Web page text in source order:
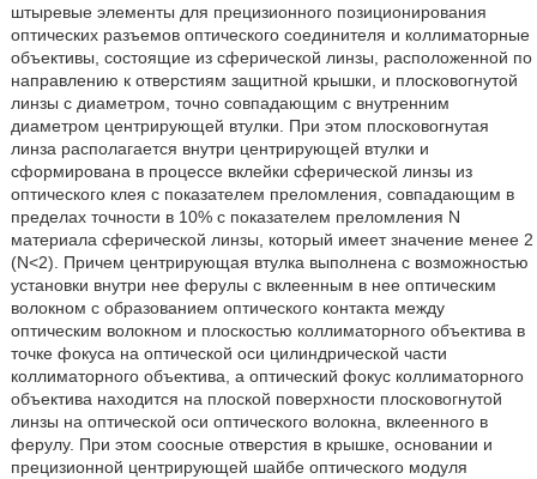
штыревые элементы для прецизионного позиционирования
оптических разъемов оптического соединителя и коллиматорные
объективы, состоящие из сферической линзы, расположенной по
направлению к отверстиям защитной крышки, и плосковогнутой
линзы c диаметром, точно совпадающим с внутренним
диаметром центрирующей втулки. При этом плосковогнутая
линза располагается внутри центрирующей втулки и
сформирована в процессе вклейки сферической линзы из
оптического клея с показателем преломления, совпадающим в
пределах точности в 10% с показателем преломления N
материала сферической линзы, который имеет значение менее 2
(N<2). Причем центрирующая втулка выполнена с возможностью
установки внутри нее ферулы с вклеенным в нее оптическим
волокном с образованием оптического контакта между
оптическим волокном и плоскостью коллиматорного объектива в
точке фокуса на оптической оси цилиндрической части
коллиматорного объектива, а оптический фокус коллиматорного
объектива находится на плоской поверхности плосковогнутой
линзы на оптической оси оптического волокна, вклеенного в
ферулу. При этом соосные отверстия в крышке, основании и
прецизионной центрирующей шайбе оптического модуля